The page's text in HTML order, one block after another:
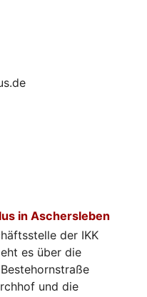
in Aschersleben
der IKK
es über die
und die